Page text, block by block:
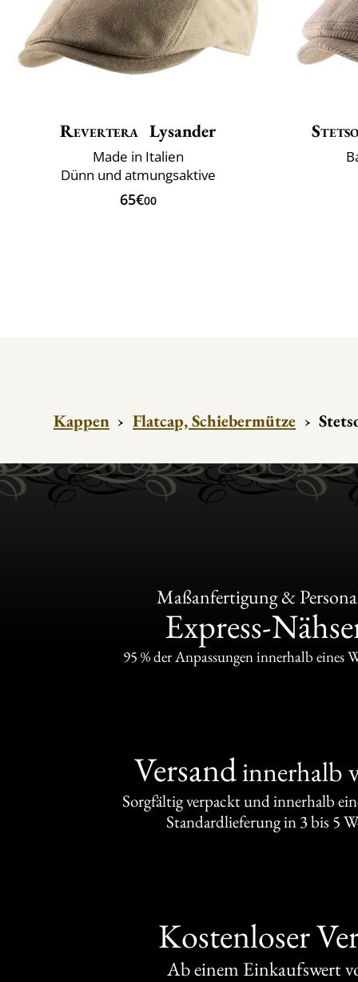
Revertera Lysander
Made in Italien
Dünn und atmungsaktive
65€00
Kappen › Flatcap, Schiebermütze ›
Maßanfertigung &
Express-
95 % der Anpassungen innerhalb eines
Versandinnerhalb
Sorgfältig verpackt und innerhalb
Standardlieferung in 3 bis 5
Kostenloser
Ab einem Einkaufswert